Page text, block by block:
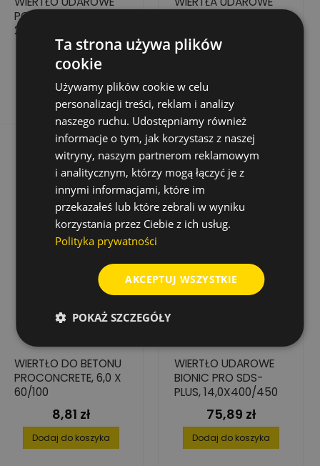
POWER LS PLUS 9 X
200 X 265 MM
Cena
18,21 zł Cena
podstawowa
36,41 zł
Cena
356,52 zł
WIERTŁO DO BETONU
PROCONCRETE, 6,0 X
60/100
Cena
8,81 zł
Dodaj do koszyka
WIERTŁO UDAROWE
BIONIC PRO SDS-
PLUS, 14,0X400/450
Cena
75,89 zł
Dodaj do koszyka
Ta strona używa plików
cookie
Używamy plików cookie w celu
personalizacji treści, reklam i analizy
naszego ruchu. Udostępniamy również
informacje o tym, jak korzystasz z naszej
witryny, naszym partnerom reklamowym
i analitycznym, którzy mogą łączyć je z
innymi informacjami, które im
przekazałeś lub które zebrali w wyniku
korzystania przez Ciebie z ich usług.
Polityka prywatności
AKCEPTUJ WSZYSTKIE
POKAŻ SZCZEGÓŁY